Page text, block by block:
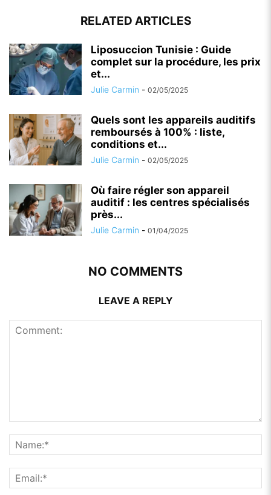
RELATED ARTICLES
Liposuccion Tunisie : Guide
complet sur la procédure, les prix
et...
Julie Carmin - 02/05/2025
Quels sont les appareils auditifs
remboursés à 100% : liste,
conditions et...
Julie Carmin - 02/05/2025
Où faire régler son appareil
auditif : les centres spécialisés
près...
Julie Carmin - 01/04/2025
NO COMMENTS
LEAVE A REPLY